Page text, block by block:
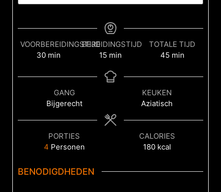
VOORBEREIDINGSTIJD
30 min
BEREIDINGSTIJD
15 min
TOTALE TIJD
45 min
GANG
Bijgerecht
KEUKEN
Aziatisch
PORTIES
4 Personen
CALORIES
180 kcal
BENODIGDHEDEN